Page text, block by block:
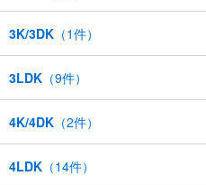
3K/3DK （1件）
3LDK （9件）
4K/4DK （2件）
4LDK （14件）